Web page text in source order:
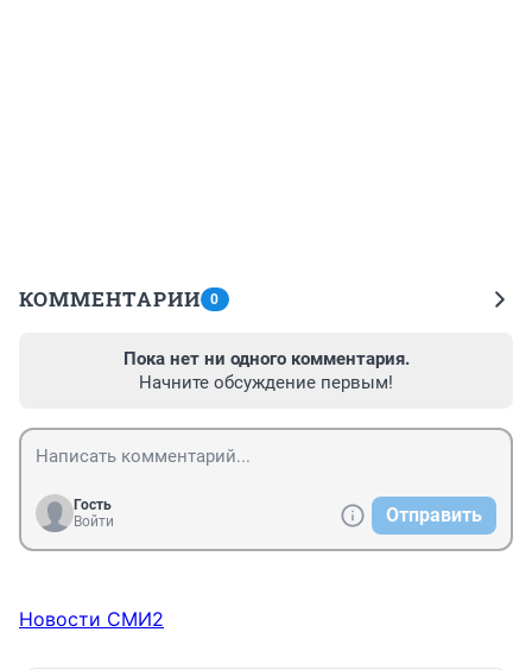
КОММЕНТАРИИ 0
Пока нет ни одного комментария.
Начните обсуждение первым!
Гость
Войти
Отправить
Новости СМИ2